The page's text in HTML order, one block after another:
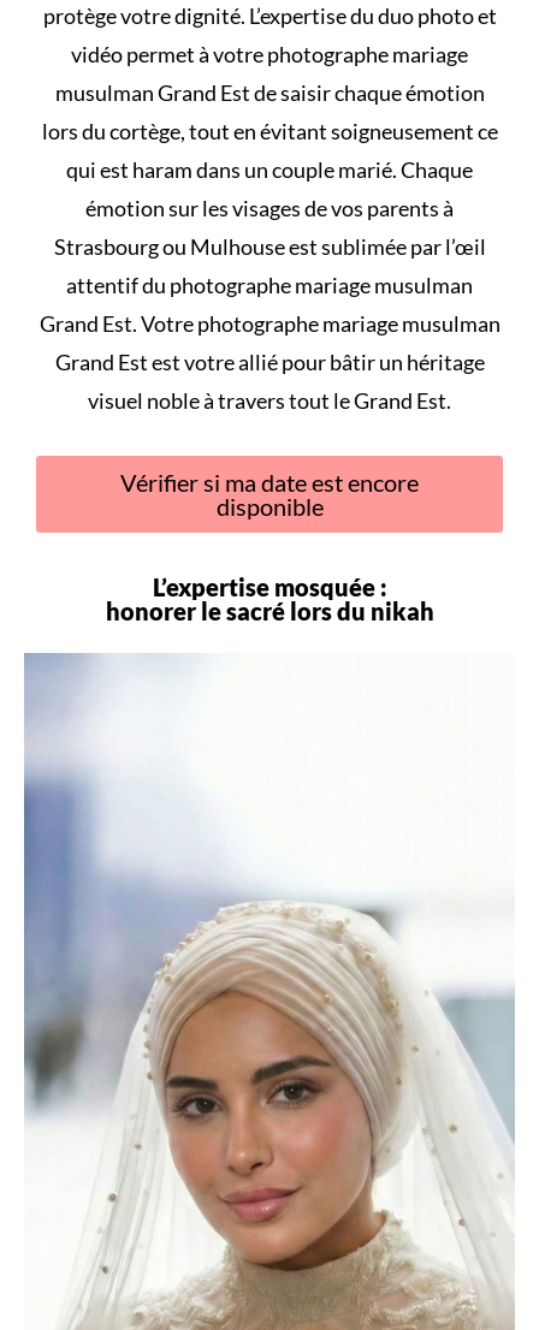
protège votre dignité. L’expertise du duo photo et
vidéo permet à votre photographe mariage
musulman Grand Est de saisir chaque émotion
lors du cortège, tout en évitant soigneusementce
qui est haram dans un couple marié. Chaque
émotion sur les visages de vos parents à
Strasbourg ou Mulhouse est sublimée par l’œil
attentif du photographe mariage musulman
Grand Est. Votre photographe mariage musulman
Grand Est est votre allié pour bâtir un héritage
visuel noble à travers tout le Grand Est.
Vérifier si ma date est encore
disponible
L’expertise mosquée :
honorer le sacré lors du nikah